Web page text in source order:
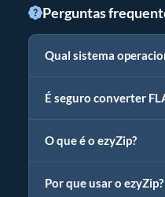
Perguntas
Qual sistema
É seguro converter
O que é o ezyZip?
Por que usar o ezyZip?